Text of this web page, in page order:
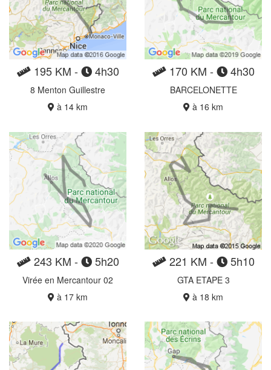
195 KM - 4h30
8 Menton Guillestre
à 14 km
170 KM - 4h30
BARCELONETTE
à 16 km
243 KM - 5h20
Virée en Mercantour 02
à 17 km
221 KM - 5h10
GTA ETAPE 3
à 18 km